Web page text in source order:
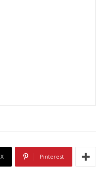
X Pinterest